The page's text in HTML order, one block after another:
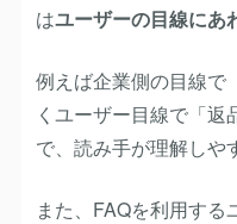
はユーザーの目線にあ
例えば企業側の目線で
くユーザー目線で「返
で、読み手が理解しや
また、FAQを利用す